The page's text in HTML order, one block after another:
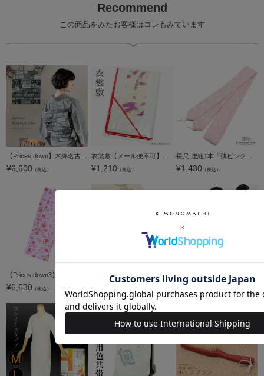
Recommend
この商品をみたお客様はコレもみています
¥6,600 （税込） ¥1,210 （税込） ¥1,430 （税込）
¥6,630 （税込）
【Prices down2】未仕立て名古屋帯「生成り 丸に蜻蛉」正絹帯 洒落帯 正絹名古屋帯 【メール便不可】＜T＞
3,655